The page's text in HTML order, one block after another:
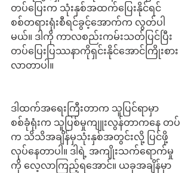
တပ်ပြေးက သုံးနှစ်အထက်ပြေးနိုင်ရင်
စစ်တရားရုံးစီရင်ခွင့်အောက်က လွတ်ပါ
မယ်။ ဒါကို ကာလစည်းကမ်းသတ်ပြင်ပြီး
တပ်ပြေးပြဿနာကိုရှင်းနိုင်အောင်ကြိုးစား
လာတာပါ။
ဒါထက်အရေးကြီးတာက သူပြင်ရာမှာ
စစ်ခုံရုံးက သူပြစ်မှုကျူးလွန်တာကနေ တပ်
က သိသိအချိန်မှသုံးနှစ်အတွင်းလို့ ပြင်ဖို့
လုပ်နေတာပါ။ ဒါရဲ့ အကျိုးသက်ရောက်မှု
ကို လေ့လာကြည့်ရအောင်။ ယခုအချိန်မှာ